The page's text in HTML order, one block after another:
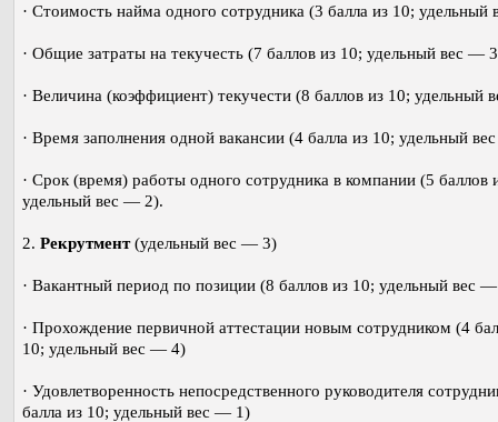
· Стоимость найма одного сотрудника (3 балла из 10;
· Общие затраты на текучесть (7 баллов из 10; удельный вес —
· Величина (коэффициент) текучести (8 баллов из 10; удельный
· Время заполнения одной вакансии (4 балла из 10; удельный
· Срок (время) работы одного сотрудника в компании (5 баллов
удельный вес — 2).
2. Рекрутмент(удельный вес — 3)
· Вакантный период по позиции (8 баллов из 10; удельный вес
· Прохождение первичной аттестации новым сотрудником (4
10; удельный вес — 4)
· Удовлетворенность непосредственного руководителя
балла из 10; удельный вес — 1)